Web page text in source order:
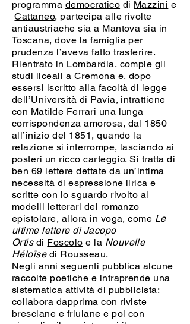
programma democratico di Mazzini e
Cattaneo, partecipa alle rivolte
antiaustriache sia a Mantova sia in
Toscana, dove la famiglia per
prudenza l’aveva fatto trasferire.
Rientrato in Lombardia, compie gli
studi liceali a Cremona e, dopo
essersi iscritto alla facoltà di legge
dell’Università di Pavia, intrattiene
con Matilde Ferrari una lunga
corrispondenza amorosa, dal 1850
all’inizio del 1851, quando la
relazione si interrompe, lasciando ai
posteri un ricco carteggio. Si tratta di
ben 69 lettere dettate da un’intima
necessità di espressione lirica e
scritte con lo sguardo rivolto ai
modelli letterari del romanzo
epistolare, allora in voga, come Le
ultime lettere di Jacopo
Ortisdi Foscolo e la Nouvelle
Héloïsedi Rousseau.
Negli anni seguenti pubblica alcune
raccolte poetiche e intraprende una
sistematica attività di pubblicista:
collabora dapprima con riviste
bresciane e friulane e poi con